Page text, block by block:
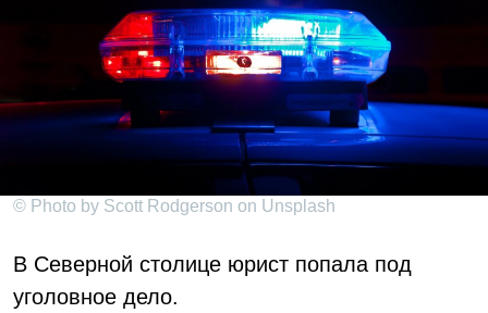
© Photo by Scott Rodgerson on Unsplash
В Северной столице юрист попала под
уголовное дело.